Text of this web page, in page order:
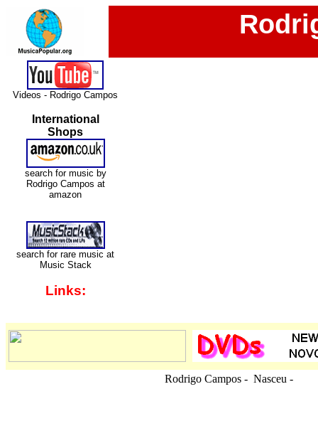
Videos - Rodrigo Campos
International
Shops
search for music by
Rodrigo Campos at
amazon
search for rare music at
Music Stack
Links:
Rodrigo Campos - Nasceu -